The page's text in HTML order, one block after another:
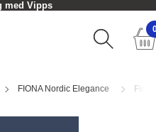
med Vipps
FIONA Nordic Elegance